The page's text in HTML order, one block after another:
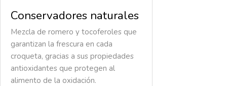
Conservadores naturales
Mezcla de romero y tocoferoles que
garantizan la frescura en cada
croqueta, gracias a sus propiedades
antioxidantes que protegen al
alimento de la oxidación.